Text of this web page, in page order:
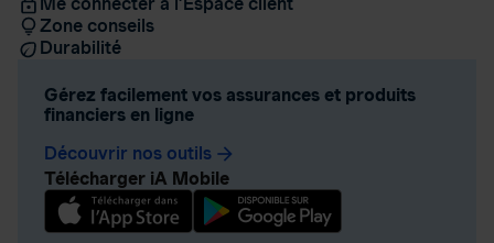
Zone conseils
Durabilité
Gérez facilement vos assurances et produits
financiers en ligne
Découvrir nos outils arrow_forward
Télécharger iA Mobile